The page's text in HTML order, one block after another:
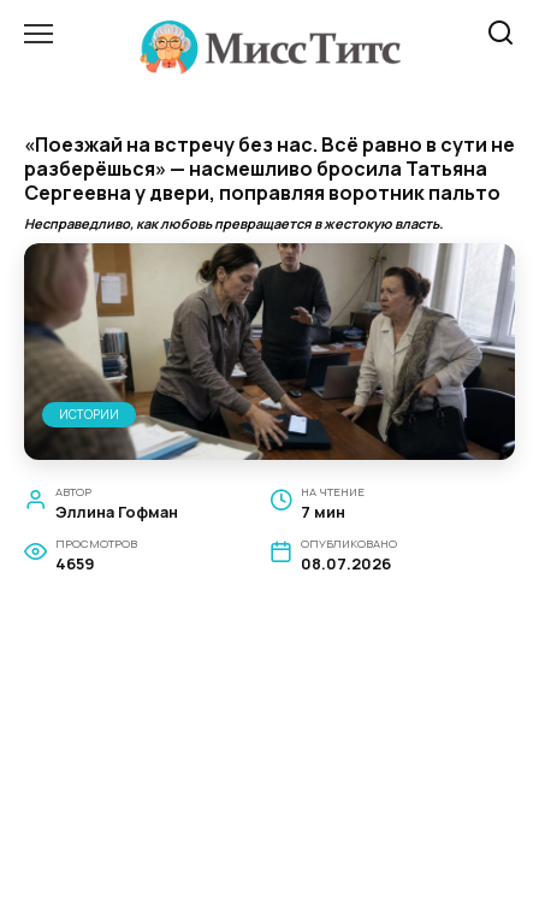
«Поезжай на встречу без нас. Всё равно в сути не
разберёшься» — насмешливо бросила Татьяна
Сергеевна у двери, поправляя воротник пальто
Несправедливо, как любовь превращается в жестокую власть.
ИСТОРИИ
АВТОР
Эллина Гофман
НА ЧТЕНИЕ
7 мин
ПРОСМОТРОВ
4659
ОПУБЛИКОВАНО
08.07.2026